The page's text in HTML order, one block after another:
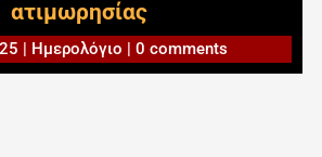
ατιμωρησίας
| Ημερολόγιο | 0 comments